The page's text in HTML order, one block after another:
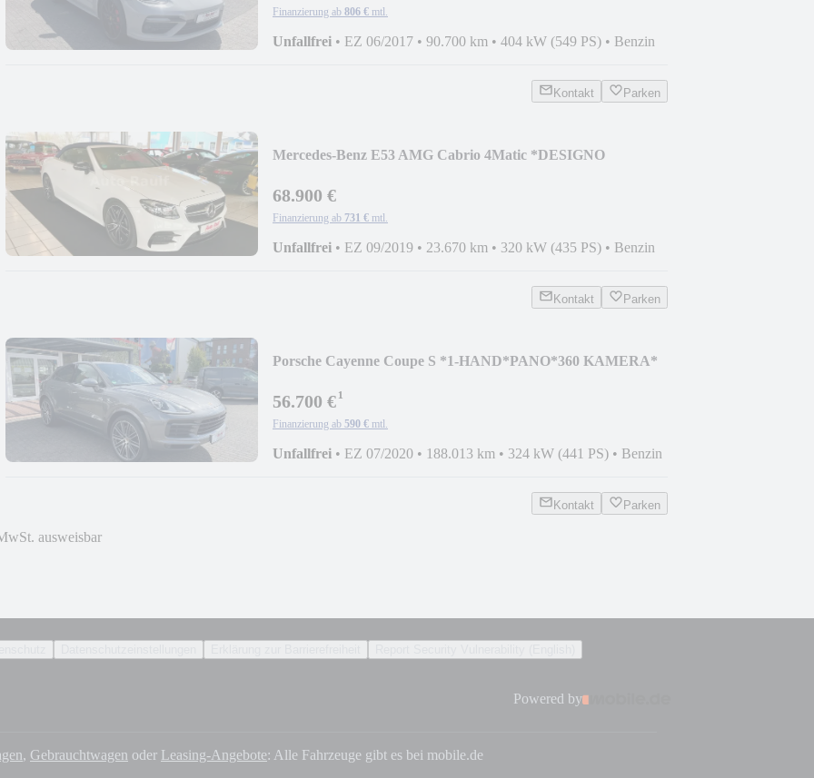
Finanzierung ab 806 € mtl.
Unfallfrei • EZ 06/2017 • 90.700 km • 404 kW (549 PS) • Benzin
Kontakt Parken
Mercedes-Benz E53 AMG Cabrio 4Matic *DESIGNO
68.900 €
Finanzierung ab 731 € mtl.
Unfallfrei • EZ 09/2019 • 23.670 km • 320 kW (435 PS) • Benzin
Kontakt Parken
Porsche Cayenne Coupe S *1-HAND*PANO*360 KAMERA*
56.700 €¹
Finanzierung ab 590 € mtl.
Unfallfrei • EZ 07/2020 • 188.013 km • 324 kW (441 PS) • Benzin
Kontakt Parken
ausweisbar
Powered by
, Gebrauchtwagen oder Leasing-Angebote: Alle Fahrzeuge gibt es bei mobile.de